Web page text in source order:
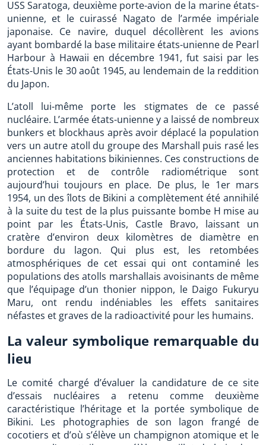
USS Saratoga, deuxième porte-avion de la marine états-
unienne, et le cuirassé Nagato de l’armée impériale
japonaise. Ce navire, duquel décollèrent les avions
ayant bombardé la base militaire états-unienne de Pearl
Harbour à Hawaii en décembre 1941, fut saisi par les
États-Unis le 30 août 1945, au lendemain de la reddition
du Japon.
L’atoll lui-même porte les stigmates de ce passé
nucléaire. L’armée états-unienne y a laissé de nombreux
bunkers et blockhaus après avoir déplacé la population
vers un autre atoll du groupe des Marshall puis rasé les
anciennes habitations bikiniennes. Ces constructions de
protection et de contrôle radiométrique sont
aujourd’hui toujours en place. De plus, le 1er mars
1954, un des îlots de Bikini a complètement été annihilé
à la suite du test de la plus puissante bombe H mise au
point par les États-Unis, Castle Bravo, laissant un
cratère d’environ deux kilomètres de diamètre en
bordure du lagon. Qui plus est, les retombées
atmosphériques de cet essai qui ont contaminé les
populations des atolls marshallais avoisinants de même
que l’équipage d’un thonier nippon, le Daigo Fukuryu
Maru, ont rendu indéniables les effets sanitaires
néfastes et graves de la radioactivité pour les humains.
La valeur symbolique remarquable du
lieu
Le comité chargé d’évaluer la candidature de ce site
d’essais nucléaires a retenu comme deuxième
caractéristique l’héritage et la portée symbolique de
Bikini. Les photographies de son lagon frangé de
cocotiers et d’où s’élève un champignon atomique et le